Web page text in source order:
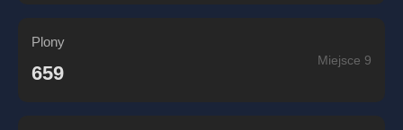
Plony
659
Miejsce 9